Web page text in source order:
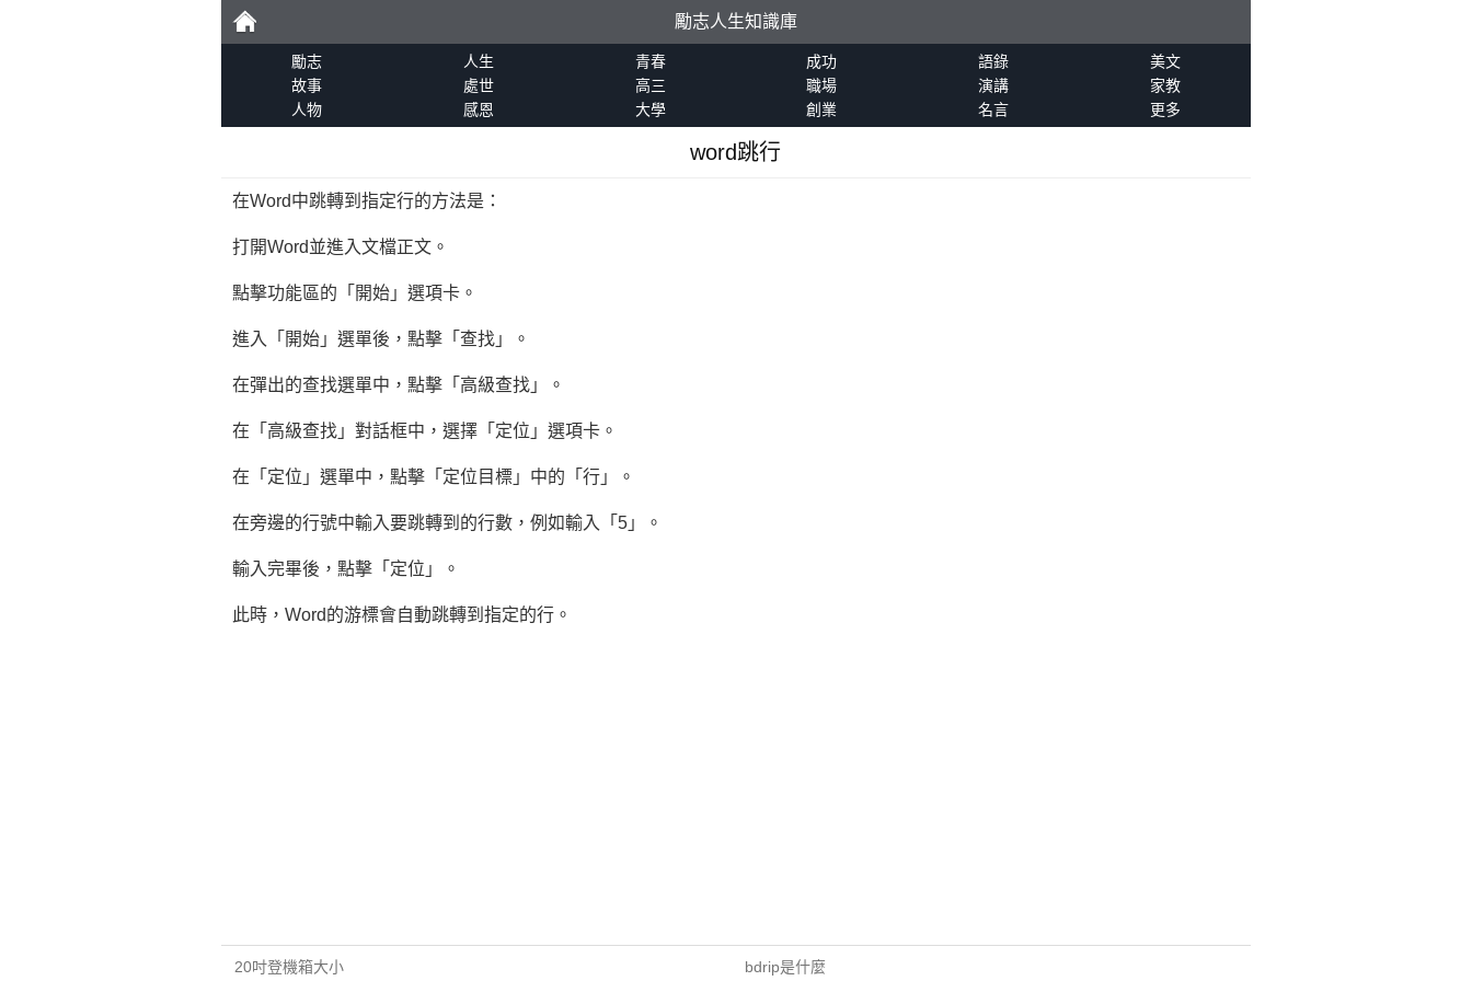
勵
勵志人生知識庫
勵志 人生 青春 成功 語錄
美文
故事
處世 高三 職場 演講
家教
人物
感恩 大學 創業 名言 更多
word跳行
在Word中跳轉到指定行的方法是：
打開Word並進入文檔正文。
點擊功能區的「開始」選項卡。
進入「開始」選單後，點擊「查找」。
在彈出的查找選單中，點擊「高級查找」。
在「高級查找」對話框中，選擇「定位」選項卡。
在「定位」選單中，點擊「定位目標」中的「行」。
在旁邊的行號中輸入要跳轉到的行數，例如輸入「5」。
輸入完畢後，點擊「定位」。
此時，Word的游標會自動跳轉到指定的行。
20吋登機箱大小 bdrip是什麼